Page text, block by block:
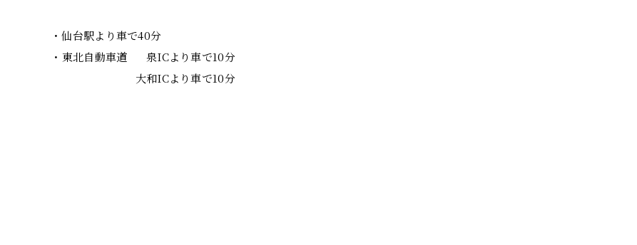
・仙台駅より車で40分
・東北自動車道
泉ICより車で10分
大和ICより車で10分